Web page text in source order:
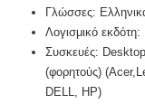
Γλώσσες:
Λογισμικό
Συσκευές:
(φορητούς)
DELL, HP)